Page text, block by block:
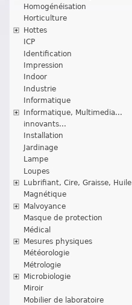
Homogénéisation
Horticulture
Hottes
ICP
Identification
Impression
Indoor
Industrie
Informatique
Informatique, Multimedia...
innovants...
Installation
Jardinage
Lampe
Loupes
Lubrifiant, Cire, Graisse, Huile
Magnétique
Malvoyance
Masque de protection
Médical
Mesures physiques
Météorologie
Métrologie
Microbiologie
Miroir
Mobilier de laboratoire